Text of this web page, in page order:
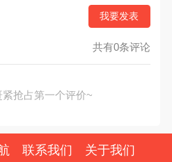
我要发表
共有0条评论
抢占第一个评价~
联系我们 关于我们